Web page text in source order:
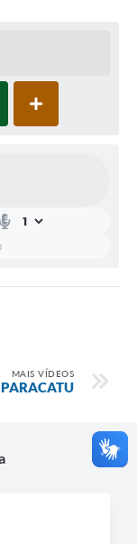
MAIS VÍDEOS
PARACATU